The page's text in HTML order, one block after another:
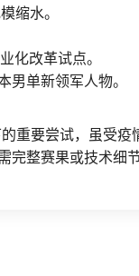
缩水。
化改革试点。
男单新领军人物。
重要尝试，虽受
完整赛果或技术细